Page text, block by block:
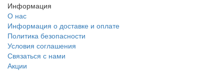
Информация
О нас
Информация о доставке и оплате
Политика безопасности
Условия соглашения
Связаться с нами
Акции